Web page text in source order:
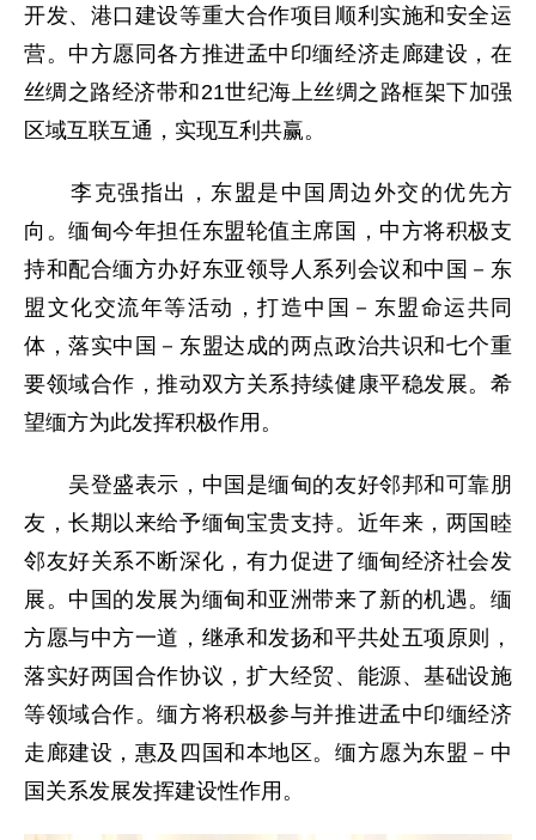
开发、港口建设等重大合作项目顺利实施和安全运
营。中方愿同各方推进孟中印缅经济走廊建设，在
丝绸之路经济带和21世纪海上丝绸之路框架下加强
区域互联互通，实现互利共赢。
李克强指出，东盟是中国周边外交的优先方
向。缅甸今年担任东盟轮值主席国，中方将积极支
持和配合缅方办好东亚领导人系列会议和中国－东
盟文化交流年等活动，打造中国－东盟命运共同
体，落实中国－东盟达成的两点政治共识和七个重
要领域合作，推动双方关系持续健康平稳发展。希
望缅方为此发挥积极作用。
吴登盛表示，中国是缅甸的友好邻邦和可靠朋
友，长期以来给予缅甸宝贵支持。近年来，两国睦
邻友好关系不断深化，有力促进了缅甸经济社会发
展。中国的发展为缅甸和亚洲带来了新的机遇。缅
方愿与中方一道，继承和发扬和平共处五项原则，
落实好两国合作协议，扩大经贸、能源、基础设施
等领域合作。缅方将积极参与并推进孟中印缅经济
走廊建设，惠及四国和本地区。缅方愿为东盟－中
国关系发展发挥建设性作用。